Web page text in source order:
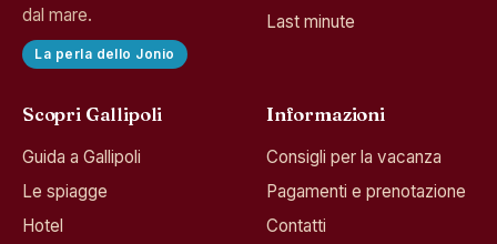
dal mare.
La perla dello Jonio
Last minute
Scopri Gallipoli
Guida a Gallipoli
Le spiagge
Hotel
Informazioni
Consigli per la vacanza
Pagamenti e prenotazione
Contatti